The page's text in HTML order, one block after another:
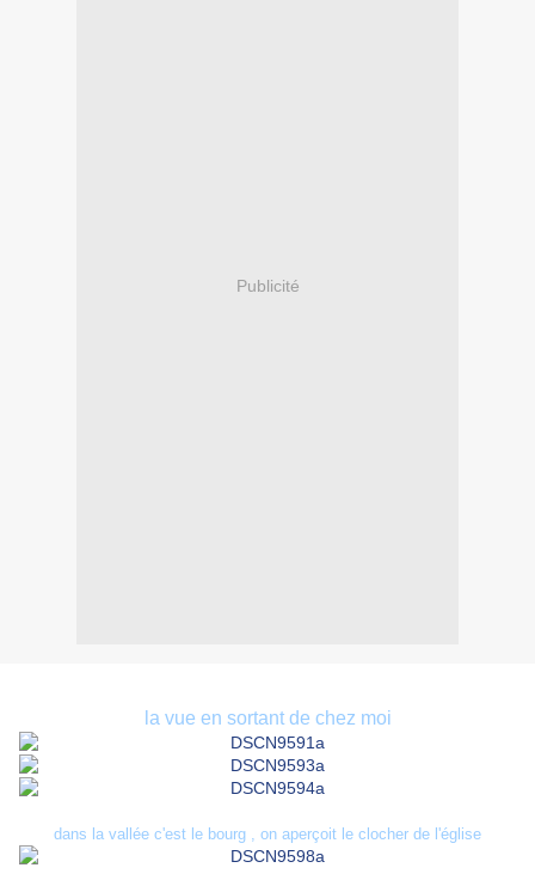
Publicité
la vue en sortant de chez moi
dans la vallée c'est le bourg , on aperçoit le clocher de l'église